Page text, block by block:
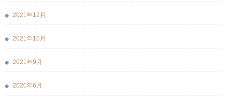
2021年12月
2021年10月
2021年9月
2020年6月